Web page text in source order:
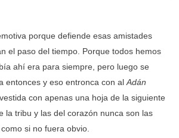
porque defiende esas amistades
el paso del tiempo. Porque todos hemos
ahí era para siempre, pero luego se
entonces y eso entronca con alAdán
con apenas una hoja de la siguiente
la tribu y las del corazón nunca son las
si no fuera obvio.